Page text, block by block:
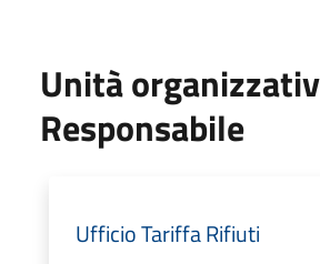
Unità
Responsabile
Ufficio Tariffa Rifiuti